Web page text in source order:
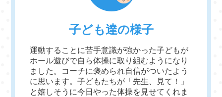
子ども達の様子
運動することに苦手意識が強かった子どもが
ホール遊びで自ら体操に取り組むようになり
ました。コーチに褒められ自信がついたよう
に思います。子どもたちが「先生、見て！」
と嬉しそうに今日やった体操を見せてくれま